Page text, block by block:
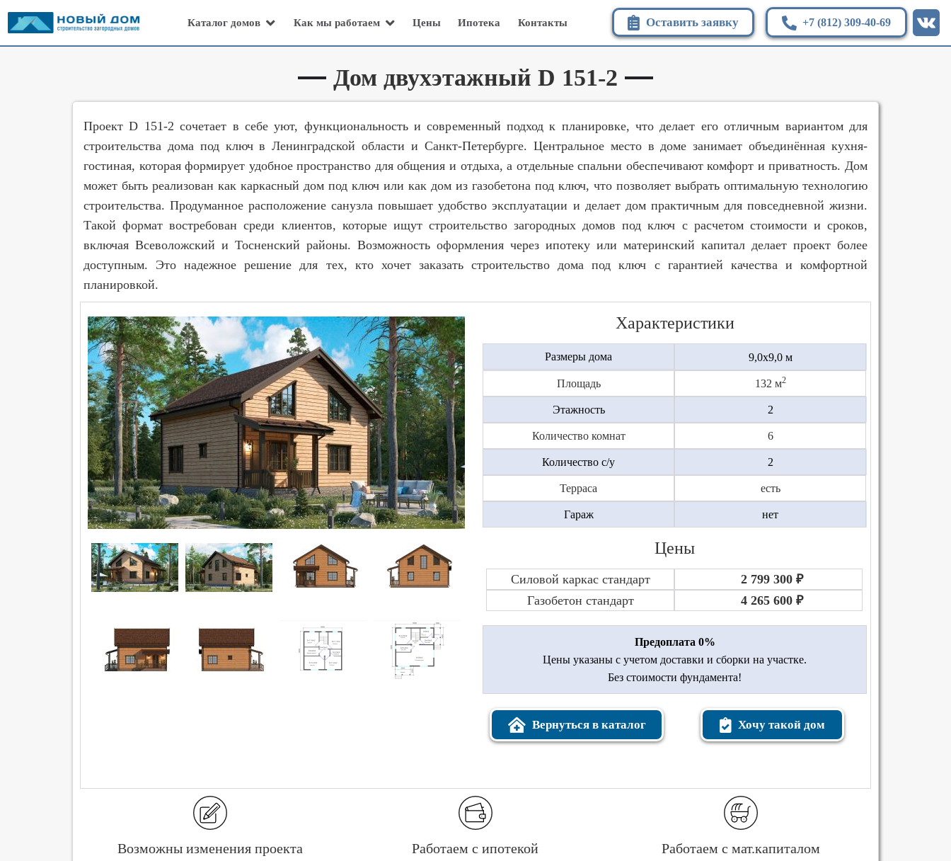
Каталог домов Как мы работаем Цены Ипотека Контакты Оставить заявку +7 (812) 309-40-69
Дом двухэтажный D 151-2
Проект D 151-2 сочетает в себе уют, функциональность и современный подход к планировке, что делает его отличным вариантом для
строительства дома под ключ в Ленинградской области и Санкт-Петербурге. Центральное место в доме занимает объединённая кухня-
гостиная, которая формирует удобное пространство для общения и отдыха, а отдельные спальни обеспечивают комфорт и приватность. Дом
может быть реализован как каркасный дом под ключ или как дом из газобетона под ключ, что позволяет выбрать оптимальную технологию
строительства. Продуманное расположение санузла повышает удобство эксплуатации и делает дом практичным для повседневной жизни.
Такой формат востребован среди клиентов, которые ищут строительство загородных домов под ключ с расчетом стоимости и сроков,
включая Всеволожский и Тосненский районы. Возможность оформления через ипотеку или материнский капитал делает проект более
доступным. Это надежное решение для тех, кто хочет заказать строительство дома под ключ с гарантией качества и комфортной
планировкой.
Характеристики
Размеры дома 9,0х9,0 м
Площадь 132 м2
Этажность 2
Количество комнат 6
Количество с/у 2
Терраса есть
Гараж нет
Цены
Силовой каркас стандарт
2 799 300 ₽
Газобетон стандарт
4 265 600 ₽
Предоплата 0%
Цены указаны с учетом доставки и сборки на участке.
Без стоимости фундамента!
Вернуться в каталог Хочу такой дом
Возможны изменения проекта Работаем с ипотекой Работаем с мат.капиталом